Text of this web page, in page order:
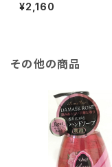
¥2,160
その他の商品